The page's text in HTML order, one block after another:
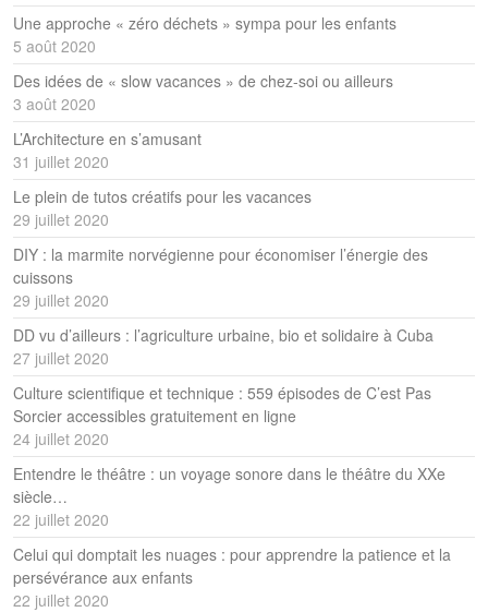
Une approche « zéro déchets » sympa pour les enfants
5 août 2020
Des idées de « slow vacances » de chez-soi ou ailleurs
3 août 2020
L’Architecture en s’amusant
31 juillet 2020
Le plein de tutos créatifs pour les vacances
29 juillet 2020
DIY : la marmite norvégienne pour économiser l’énergie des
cuissons
29 juillet 2020
DD vu d’ailleurs : l’agriculture urbaine, bio et solidaire à Cuba
27 juillet 2020
Culture scientifique et technique : 559 épisodes de C’est Pas
Sorcier accessibles gratuitement en ligne
24 juillet 2020
Entendre le théâtre : un voyage sonore dans le théâtre du XXe
siècle…
22 juillet 2020
Celui qui domptait les nuages : pour apprendre la patience et la
persévérance aux enfants
22 juillet 2020